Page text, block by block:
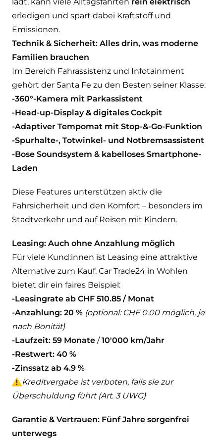
erledigen und spart dabei Kraftstoff und
Emissionen.
Technik & Sicherheit: Alles drin, was moderne
Familien brauchen
Im Bereich Fahrassistenz und Infotainment
gehört der Santa Fe zu den Besten seiner Klasse:
-360°-Kamera mit Parkassistent
-Head-up-Display & digitales Cockpit
-Adaptiver Tempomat mit Stop-&-Go-Funktion
-Spurhalte-, Totwinkel- und Notbremsassistent
-Bose Soundsystem & kabelloses Smartphone-
Laden
Diese Features unterstützen aktiv die
Fahrsicherheit und den Komfort – besonders im
Stadtverkehr und auf Reisen mit Kindern.
Leasing: Auch ohne Anzahlung möglich
Für viele Kund:innen ist Leasing eine attraktive
Alternative zum Kauf. Car Trade24 in Wohlen
bietet dir ein faires Beispiel:
-Leasingrate ab CHF 510.85 / Monat
-Anzahlung: 20 % (optional: CHF 0.00 möglich, je
nach Bonität)
-Laufzeit: 59 Monate /10'000 km/Jahr
-Restwert: 40 %
-Zinssatz ab 4.9 %
Kreditvergabe ist verboten, falls sie zur
Überschuldung führt (Art. 3 UWG)
Garantie & Vertrauen: Fünf Jahre sorgenfrei
unterwegs